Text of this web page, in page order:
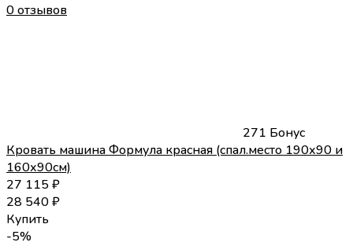
0 отзывов
271 Бонус
Кровать машина Формула красная (спал.место 190х90 и
160х90см)
27 115₽
28 540₽
Купить
-5%